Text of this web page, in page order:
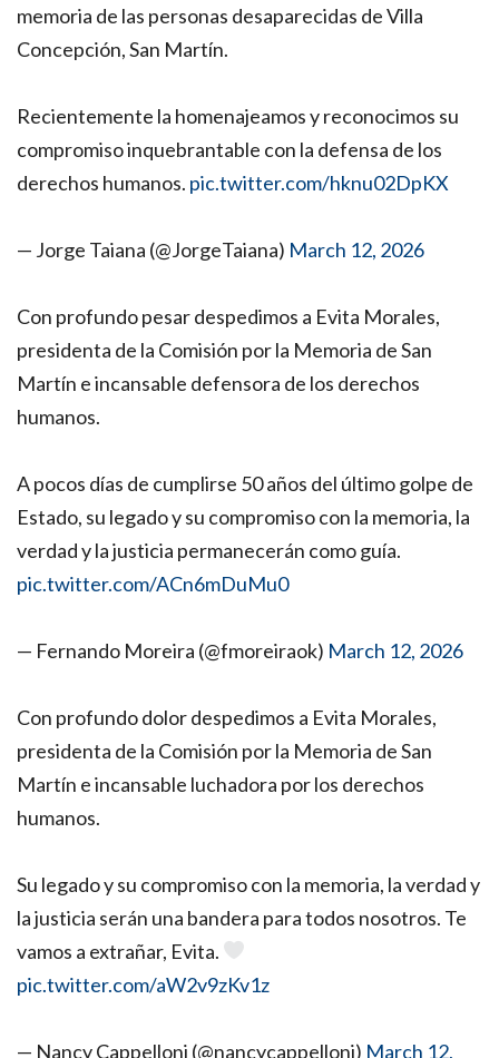
memoria de las personas desaparecidas de Villa
Concepción, San Martín.
Recientemente la homenajeamos y reconocimos su
compromiso inquebrantable con la defensa de los
derechos humanos. pic.twitter.com/hknu02DpKX
— Jorge Taiana (@JorgeTaiana) March 12, 2026
Con profundo pesar despedimos a Evita Morales,
presidenta de la Comisión por la Memoria de San
Martín e incansable defensora de los derechos
humanos.
A pocos días de cumplirse 50 años del último golpe de
Estado, su legado y su compromiso con la memoria, la
verdad y la justicia permanecerán como guía.
pic.twitter.com/ACn6mDuMu0
— Fernando Moreira (@fmoreiraok) March 12, 2026
Con profundo dolor despedimos a Evita Morales,
presidenta de la Comisión por la Memoria de San
Martín e incansable luchadora por los derechos
humanos.
Su legado y su compromiso con la memoria, la verdad y
la justicia serán una bandera para todos nosotros. Te
vamos a extrañar, Evita.
pic.twitter.com/aW2v9zKv1z
— Nancy Cappelloni (@nancycappelloni) March 12,